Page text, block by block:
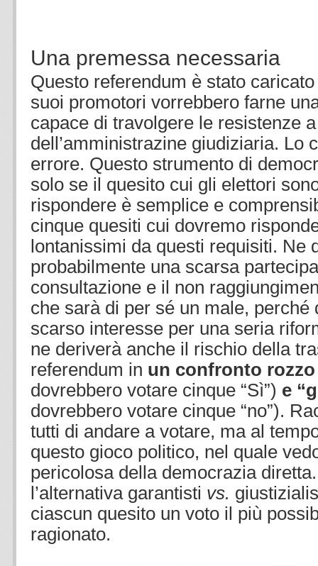
Una premessa necessaria
Questo referendum è stato
suoi promotori vorrebbero farne
capace di travolgere le resistenze
dell’amministrazine giudiziaria. Lo
errore. Questo strumento di
solo se il quesito cui gli elettori
rispondere è semplice e
cinque quesiti cui dovremo
lontanissimi da questi requisiti. Ne
probabilmente una scarsa
consultazione e il non
che sarà di per sé un male, perché
scarso interesse per una seria
ne deriverà anche il rischio della
referendum in un confronto
dovrebbero votare cinque “Sì”) e
dovrebbero votare cinque “no”).
tutti di andare a votare, ma al
questo gioco politico, nel quale
pericolosa della democrazia
l’alternativa garantisti vs.
ciascun quesito un voto il più
ragionato.